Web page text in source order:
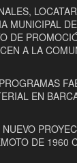
MUNICIPAL
DE
A LA
EN
DE 1960